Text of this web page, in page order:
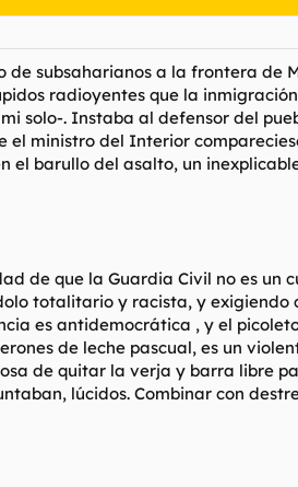
subsaharianos a la frontera de
radioyentes que la
solo-. Instaba al defensor del
el ministro del Interior
el barullo del asalto, un
de que la Guardia Civil no es un
totalitario y racista, y exigiendo
es antidemocrática , y el
de leche pascual, es un
de quitar la verja y barra libre
lúcidos. Combinar con